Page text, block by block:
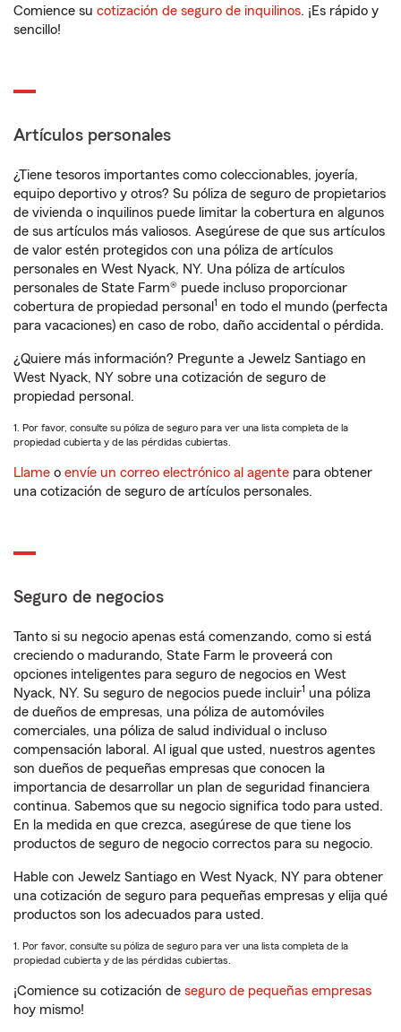
Comience su cotización de seguro de inquilinos. ¡Es rápido y
sencillo!
Artículos personales
¿Tiene tesoros importantes como coleccionables, joyería,
equipo deportivo y otros? Su póliza de seguro de propietarios
de vivienda o inquilinos puede limitar la cobertura en algunos
de sus artículos más valiosos. Asegúrese de que sus artículos
de valor estén protegidos con una póliza de artículos
personales en West Nyack, NY. Una póliza de artículos
personales de State Farm® puede incluso proporcionar
cobertura de propiedad personal 1 en todo el mundo (perfecta
para vacaciones) en caso de robo, daño accidental o pérdida.
¿Quiere más información? Pregunte a Jewelz Santiago en
West Nyack, NY sobre una cotización de seguro de
propiedad personal.
1. Por favor, consulte su póliza de seguro para ver una lista completa de la
propiedad cubierta y de las pérdidas cubiertas.
Llame o envíe un correo electrónico al agente para obtener
una cotización de seguro de artículos personales.
Seguro de negocios
Tanto si su negocio apenas está comenzando, como si está
creciendo o madurando, State Farm le proveerá con
opciones inteligentes para seguro de negocios en West
Nyack, NY. Su seguro de negocios puede incluir1 una póliza
de dueños de empresas, una póliza de automóviles
comerciales, una póliza de salud individual o incluso
compensación laboral. Al igual que usted, nuestros agentes
son dueños de pequeñas empresas que conocen la
importancia de desarrollar un plan de seguridad financiera
continua. Sabemos que su negocio significa todo para usted.
En la medida en que crezca, asegúrese de que tiene los
productos de seguro de negocio correctos para su negocio.
Hable con Jewelz Santiago en West Nyack, NY para obtener
una cotización de seguro para pequeñas empresas y elija qué
productos son los adecuados para usted.
1. Por favor, consulte su póliza de seguro para ver una lista completa de la
propiedad cubierta y de las pérdidas cubiertas.
¡Comience su cotización de seguro de pequeñas empresas
hoy mismo!